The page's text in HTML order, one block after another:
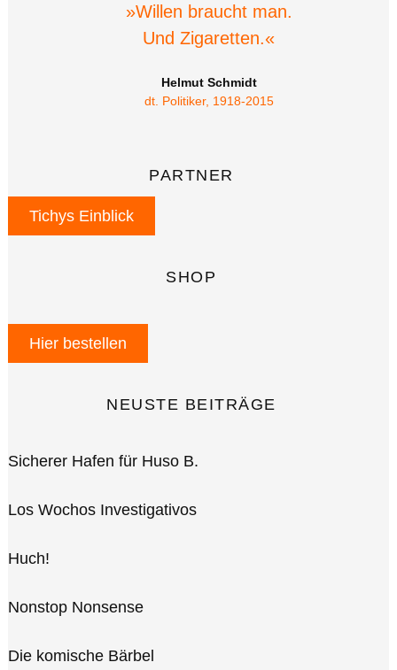
»Willen braucht man.
Und Zigaretten.«
Helmut Schmidt
dt. Politiker, 1918-2015
PARTNER
Tichys Einblick
SHOP
Hier bestellen
NEUSTE BEITRÄGE
Sicherer Hafen für Huso B.
Los Wochos Investigativos
Huch!
Nonstop Nonsense
Die komische Bärbel